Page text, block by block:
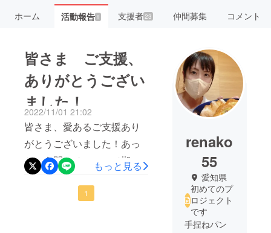
ホーム 活動報告1 支援者 23 仲間募集 コメント
皆さま ご支援、
ありがとうござい
ました！
2022/11/01 21:02
皆さま、愛あるご支援あり
がとうございました！あっ
という間にチャレンジ期間
が終了しました。目標金額
には達することが出来ませ
もっと見る
1
renako
55
愛知県
初めてのプ
ロジェクト
です
手捏ねパン